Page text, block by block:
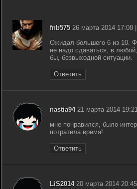
fnb57526 марта 2014 17:08
Ожидал большего 6 из 10.
не надо сдаваться, в
бы, безвыходной ситуации.
Ответить
nastia9421 марта 2014
мне понравился, было
потратила время!
Ответить
LiS201420 марта 2014